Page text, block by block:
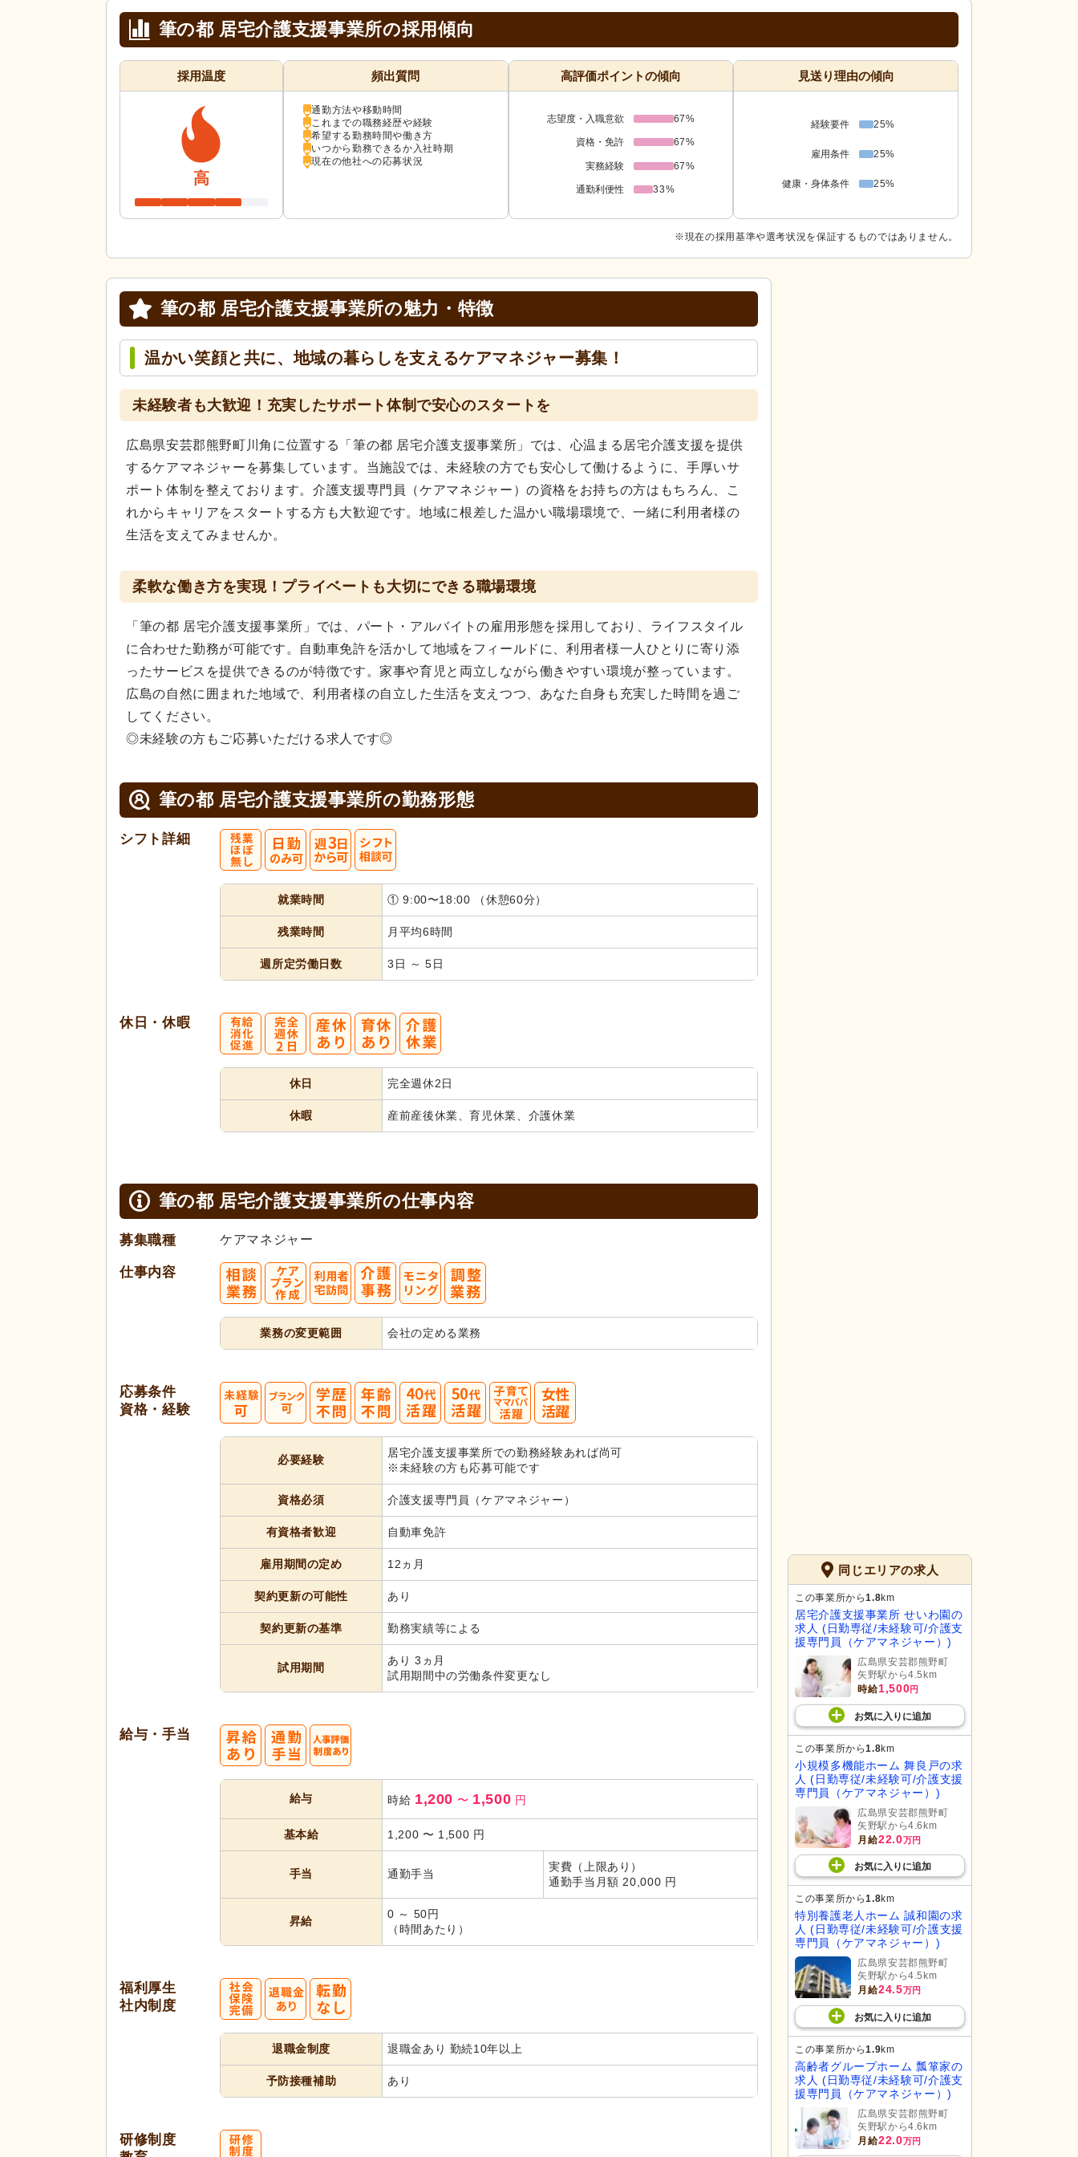
筆の都 居宅介護支援事業所の採用傾向
採用温度
高
頻出質問
通勤方法や移動時間
これまでの職務経歴や経験
希望する勤務時間や働き方
いつから勤務できるか入社時期
現在の他社への応募状況
高評価ポイントの傾向
志望度・入職意欲 67%
資格・免許 67%
実務経験 67%
通勤利便性 33%
見送り理由の傾向
経験要件 25%
雇用条件 25%
健康・身体条件 25%
※現在の採用基準や選考状況を保証するものではありません。
筆の都 居宅介護支援事業所の魅力・特徴
温かい笑顔と共に、地域の暮らしを支えるケアマネジャー募集！
未経験者も大歓迎！充実したサポート体制で安心のスタートを
広島県安芸郡熊野町川角に位置する「筆の都 居宅介護支援事業所」では、心温まる居宅介護支援を提供
するケアマネジャーを募集しています。当施設では、未経験の方でも安心して働けるように、手厚いサ
ポート体制を整えております。介護支援専門員（ケアマネジャー）の資格をお持ちの方はもちろん、こ
れからキャリアをスタートする方も大歓迎です。地域に根差した温かい職場環境で、一緒に利用者様の
生活を支えてみませんか。
柔軟な働き方を実現！プライベートも大切にできる職場環境
「筆の都 居宅介護支援事業所」では、パート・アルバイトの雇用形態を採用しており、ライフスタイル
に合わせた勤務が可能です。自動車免許を活かして地域をフィールドに、利用者様一人ひとりに寄り添
ったサービスを提供できるのが特徴です。家事や育児と両立しながら働きやすい環境が整っています。
広島の自然に囲まれた地域で、利用者様の自立した生活を支えつつ、あなた自身も充実した時間を過ご
してください。
◎未経験の方もご応募いただける求人です◎
筆の都 居宅介護支援事業所の勤務形態
シフト詳細
就業時間 ① 9:00〜18:00 （休憩60分）
残業時間 月平均6時間
週所定労働日数 3日 ～ 5日
休日・休暇
休日 完全週休2日
休暇 産前産後休業、育児休業、介護休業
筆の都 居宅介護支援事業所の仕事内容
募集職種 ケアマネジャー
仕事内容
業務の変更範囲 会社の定める業務
応募条件
資格・経験
必要経験
居宅介護支援事業所での勤務経験あれば尚可
※未経験の方も応募可能です
資格必須 介護支援専門員（ケアマネジャー）
有資格者歓迎 自動車免許
雇用期間の定め 12ヵ月
契約更新の可能性 あり
契約更新の基準 勤務実績等による
試用期間
あり 3ヵ月
試用期間中の労働条件変更なし
給与・手当
給与 時給 1,200 〜 1,500 円
基本給 1,200 〜 1,500 円
手当 通勤手当
実費（上限あり）
通勤手当月額 20,000 円
昇給
0 ～ 50円
（時間あたり）
福利厚生
社内制度
退職金制度 退職金あり 勤続10年以上
予防接種補助 あり
研修制度
同じエリアの求人
この事業所から1.8km
居宅介護支援事業所 せいわ園の
求人 (日勤専従/未経験可/介護支
援専門員（ケアマネジャー）)
広島県安芸郡熊野町
矢野駅から4.5km
時給1,500円
お気に入り に追加
この事業所から1.8km
小規模多機能ホーム 舞良戸の求
人 (日勤専従/未経験可/介護支援
専門員（ケアマネジャー）)
広島県安芸郡熊野町
矢野駅から4.6km
月給22.0万円
お気に入り に追加
この事業所から1.8km
特別養護老人ホーム 誠和園の求
人 (日勤専従/未経験可/介護支援
専門員（ケアマネジャー）)
広島県安芸郡熊野町
矢野駅から4.5km
月給24.5万円
お気に入り に追加
この事業所から1.9km
高齢者グループホーム 瓢箪家の
求人 (日勤専従/未経験可/介護支
援専門員（ケアマネジャー）)
広島県安芸郡熊野町
矢野駅から4.6km
月給22.0万円